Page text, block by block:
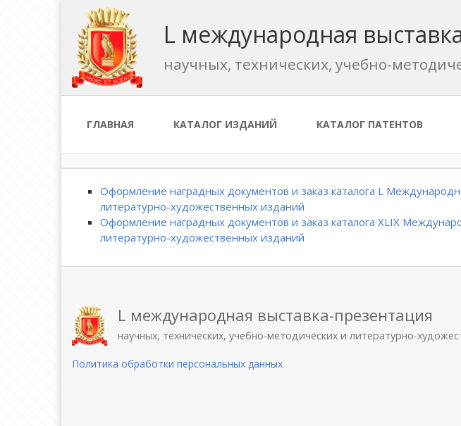
L международная
научных, технических, учебно-
ГЛАВНАЯ КАТАЛОГ ИЗДАНИЙ КАТАЛОГ ПАТЕНТОВ
Оформление наградных документов и заказ каталога L
литературно-художественных изданий
Оформление наградных документов и заказ каталога XLIX
литературно-художественных изданий
L международная выставка-презентация
научных, технических, учебно-методических и литературно-
Политика обработки персональных данных